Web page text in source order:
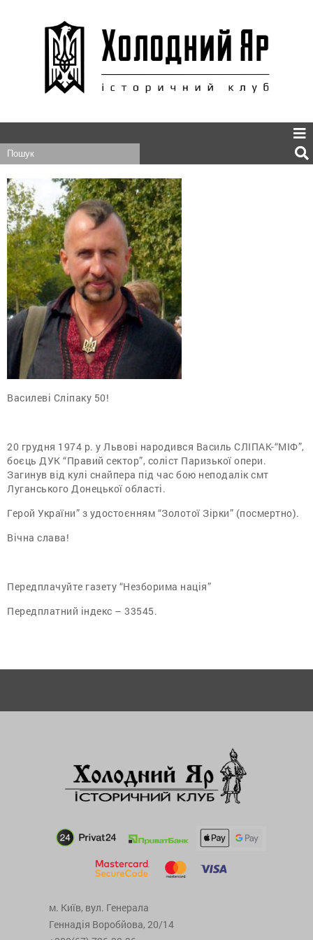
Василеві Сліпаку 50!
20 грудня 1974 р. у Львові народився Василь СЛІПАК-“МІФ”,
боєць ДУК “Правий сектор”, соліст Паризької опери.
Загинув від кулі снайпера під час бою неподалік смт
Луганського Донецької області.
Герой України” з удостоєнням “Золотої Зірки” (посмертно).
Вічна слава!
Передплачуйте газету “Незборима нація”
Передплатний індекс – 33545.
м. Київ, вул. Генерала
Геннадія Воробйова, 20/14